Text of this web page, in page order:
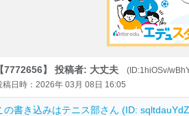
【7772656】 投稿者: 大丈夫
(ID:1hiOSv/
稿日時：2026年 03月 08日 16:05
の書き込みはテニス部さん (ID: